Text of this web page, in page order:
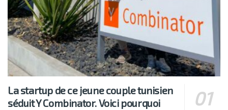
La startup de ce jeune couple tunisien
séduit Y Combinator. Voici pourquoi